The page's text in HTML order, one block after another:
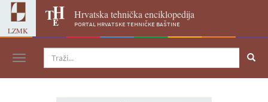
LZMK
Hrvatska tehnička enciklopedija
portal hrvatske tehničke baštine
Navigacija